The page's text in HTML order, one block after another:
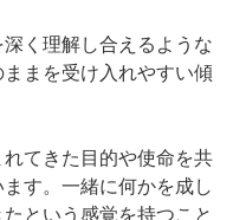
く理解し合えるような
まを受け入れやすい傾
てきた目的や使命を共
す。一緒に何かを成し
という感覚を持つこと